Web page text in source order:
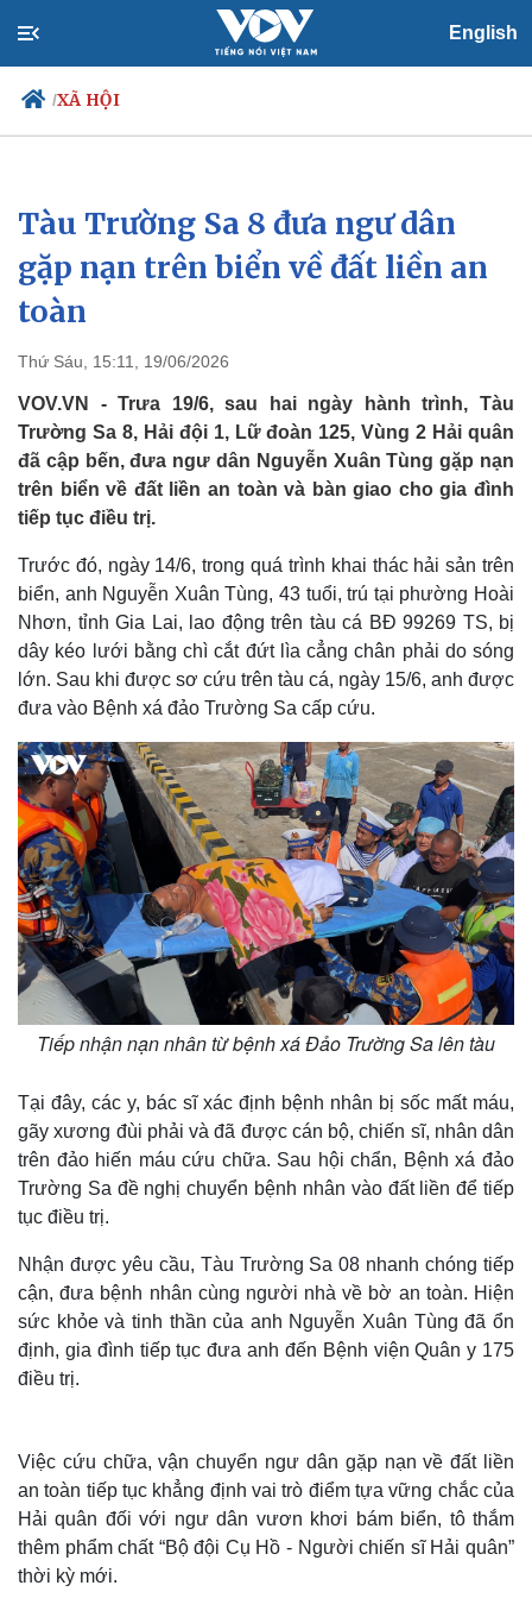
English
/XÃ HỘI
Chính trị
Đảng
Tổ chức nhân sự
Quốc hội
Xã hội
Tin 24h
Dự báo thời tiết
Tàu Trường Sa 8 đưa ngư dân
gặp nạn trên biển về đất liền an
toàn
Thứ Sáu, 15:11, 19/06/2026
VOV.VN - Trưa 19/6, sau hai ngày hành trình, Tàu
Trường Sa 8, Hải đội 1, Lữ đoàn 125, Vùng 2 Hải quân
đã cập bến, đưa ngư dân Nguyễn Xuân Tùng gặp nạn
trên biển về đất liền an toàn và bàn giao cho gia đình
tiếp tục điều trị.
Trước đó, ngày 14/6, trong quá trình khai thác hải sản trên
biển, anh Nguyễn Xuân Tùng, 43 tuổi, trú tại phường Hoài
Nhơn, tỉnh Gia Lai, lao động trên tàu cá BĐ 99269 TS, bị
dây kéo lưới bằng chì cắt đứt lìa cẳng chân phải do sóng
lớn. Sau khi được sơ cứu trên tàu cá, ngày 15/6, anh được
đưa vào Bệnh xá đảo Trường Sa cấp cứu.
Tiếp nhận nạn nhân từ bệnh xá Đảo Trường Sa lên tàu
Tại đây, các y, bác sĩ xác định bệnh nhân bị sốc mất máu,
gãy xương đùi phải và đã được cán bộ, chiến sĩ, nhân dân
trên đảo hiến máu cứu chữa. Sau hội chẩn, Bệnh xá đảo
Trường Sa đề nghị chuyển bệnh nhân vào đất liền để tiếp
tục điều trị.
Nhận được yêu cầu, Tàu Trường Sa 08 nhanh chóng tiếp
cận, đưa bệnh nhân cùng người nhà về bờ an toàn. Hiện
sức khỏe và tinh thần của anh Nguyễn Xuân Tùng đã ổn
định, gia đình tiếp tục đưa anh đến Bệnh viện Quân y 175
điều trị.
Việc cứu chữa, vận chuyển ngư dân gặp nạn về đất liền
an toàn tiếp tục khẳng định vai trò điểm tựa vững chắc của
Hải quân đối với ngư dân vươn khơi bám biển, tô thắm
thêm phẩm chất “Bộ đội Cụ Hồ - Người chiến sĩ Hải quân”
thời kỳ mới.